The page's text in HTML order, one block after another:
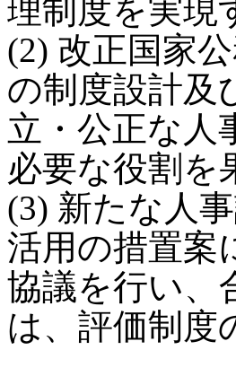
理制度を実現
(2) 改正国家
の制度設計及
立・公正な人
必要な役割を
(3) 新たな人
活用の措置案
協議を行い、
は、評価制度